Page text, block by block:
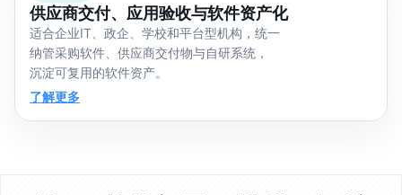
供应商交付、应用验收与软件资产化
适合企业IT、政企、学校和平台型机构，统一
纳管采购软件、供应商交付物与自研系统，
沉淀可复用的软件资产。
了解更多